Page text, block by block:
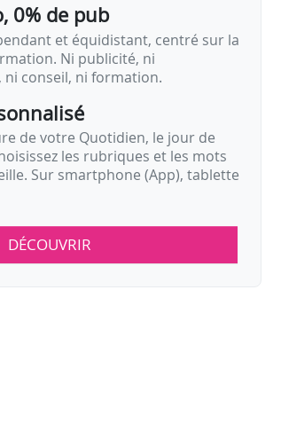
0% de pub
et équidistant, centré sur la
Ni publicité, ni
conseil, ni formation.
de votre Quotidien, le jour de
les rubriques et les mots
Sur smartphone (App), tablette
DÉCOUVRIR